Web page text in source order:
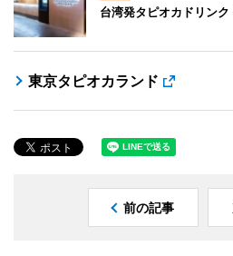
台湾発タピオカドリン
東京タピオカランド
前の記事